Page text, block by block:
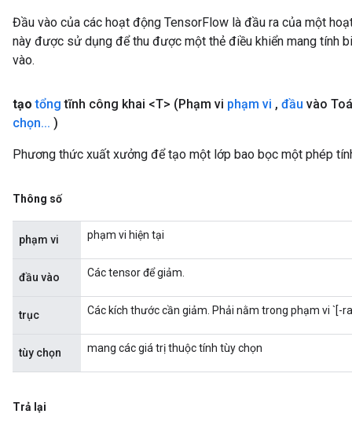
Đầu vào của các hoạt động TensorFlow là đầu ra của một
này được sử dụng để thu được một thẻ điều khiển mang tính
vào.
tạo tổng tĩnh công khai <T> (Phạm vi phạm vi , đầu vào
chọn... )
Phương thức xuất xưởng để tạo một lớp bao bọc một phép
Thông số
phạm vi phạm vi hiện tại
đầu vào Các tensor để giảm.
trục Các kích thước cần giảm. Phải nằm trong phạm vi `[-
tùy chọn mang các giá trị thuộc tính tùy chọn
Trả lại